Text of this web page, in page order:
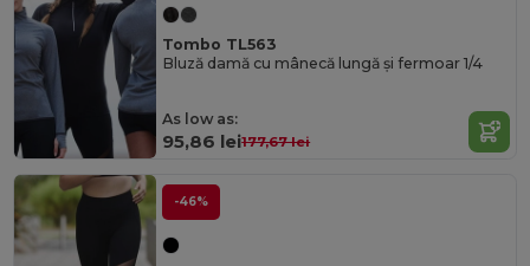
Tombo TL563
Bluză damă cu mânecă lungă și fermoar 1/4
As low as:
95,86 lei177,67 lei
-46%